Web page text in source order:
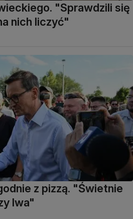
"Sprawdzili się
nich liczyć"
z pizzą. "Świetnie
lwa"